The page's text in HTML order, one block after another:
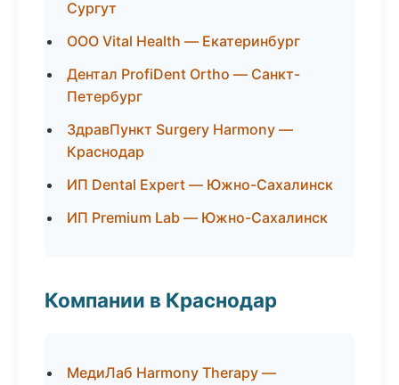
Сургут
ООО Vital Health — Екатеринбург
Дентал ProfiDent Ortho — Санкт-
Петербург
ЗдравПункт Surgery Harmony —
Краснодар
ИП Dental Expert — Южно-Сахалинск
ИП Premium Lab — Южно-Сахалинск
Компании в Краснодар
МедиЛаб Harmony Therapy —